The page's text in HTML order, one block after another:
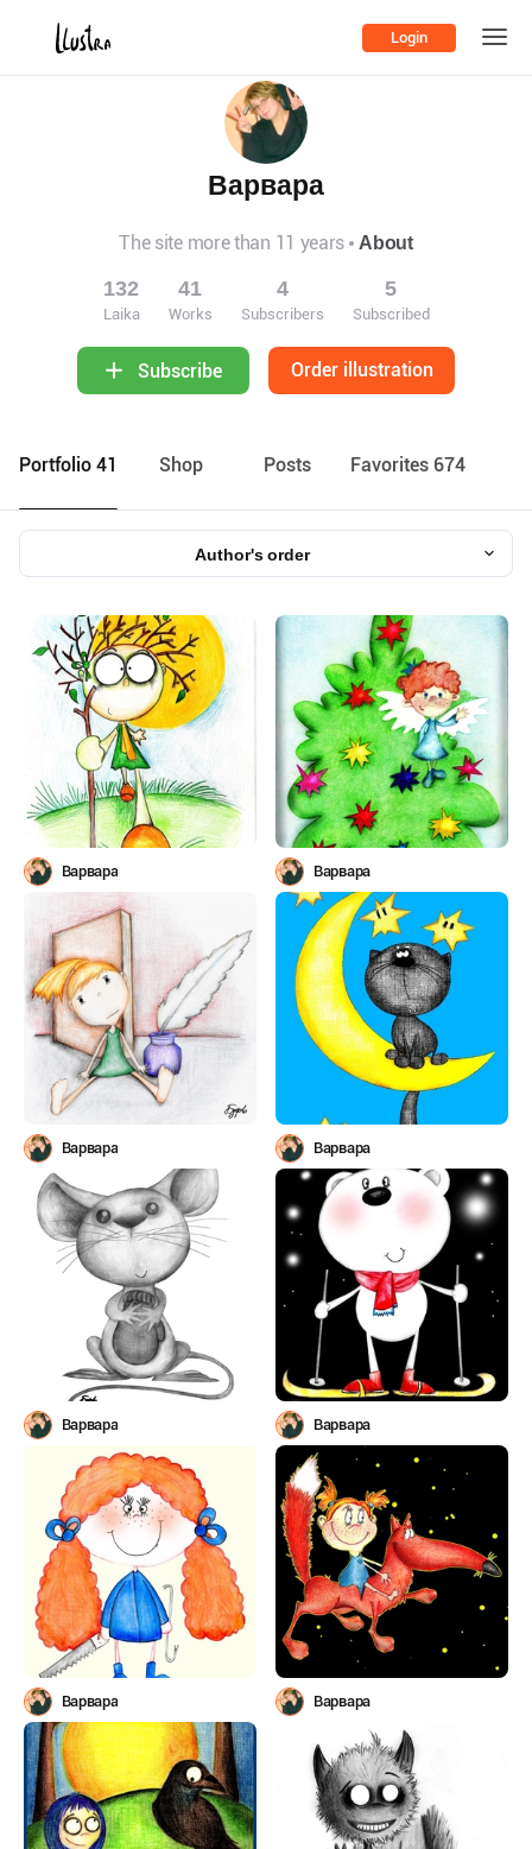
Login
Варвара
The site more than 11 years About
132
Laika
41
Works
4
Subscribers
5
Subscribed
Subscribe Order illustration
Portfolio 41 Shop Posts Favorites 674
Author's order
Варвара Варвара
Варвара Варвара
Варвара Варвара
Варвара Варвара